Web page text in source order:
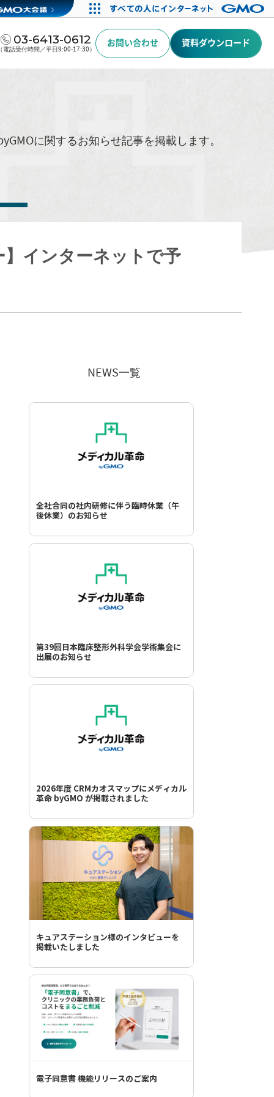
03-6413-0612
電話受付時間／平日9:00-17:30）
お問い合わせ 資料ダウンロード
に関するお知らせ記事を掲載します。
インターネットで予
NEWS一覧
全社合同の社内研修に伴う臨時休業（午
後休業）のお知らせ
第39回日本臨床整形外科学会学術集会に
出展のお知らせ
2026年度 CRMカオスマップにメディカル
革命 byGMO が掲載されました
キュアステーション様のインタビューを
掲載いたしました
電子同意書 機能リリースのご案内